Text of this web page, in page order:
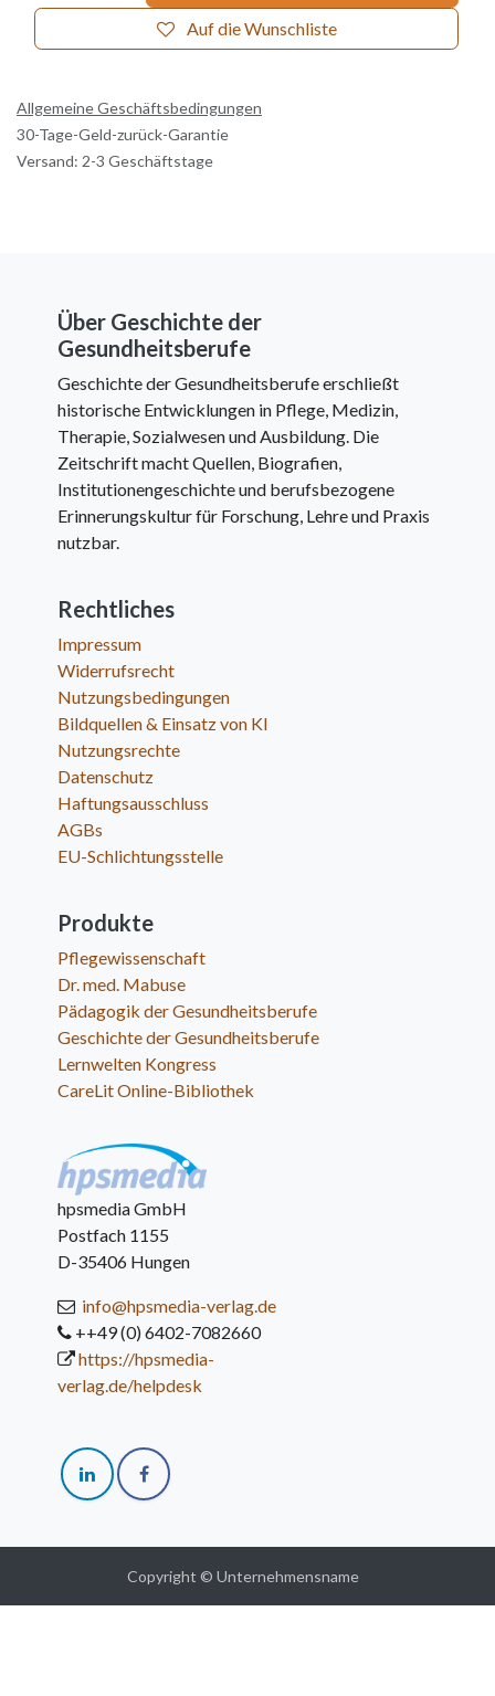
Auf die Wunschliste
Allgemeine Geschäftsbedingungen
30-Tage-Geld-zurück-Garantie
Versand: 2-3 Geschäftstage
Über Geschichte der
Gesundheitsberufe
Geschichte der Gesundheitsberufe erschließt
historische Entwicklungen in Pflege, Medizin,
Therapie, Sozialwesen und Ausbildung. Die
Zeitschrift macht Quellen, Biografien,
Institutionengeschichte und berufsbezogene
Erinnerungskultur für Forschung, Lehre und Praxis
nutzbar.
Rechtliches
Impressum
Widerrufsrecht
Nutzungsbedingungen
Bildquellen & Einsatz von KI
Nutzungsrechte
Datenschutz
Haftungsausschluss
AGBs
EU-Schlichtungsstelle
Produkte
Pflegewissenschaft
Dr. med. Mabuse
Pädagogik der Gesundheitsberufe
Geschichte der Gesundheitsberufe
Lernwelten Kongress
CareLit Online-Bibliothek
hpsmedia GmbH
Postfach 1155
D-35406 Hungen
info@hpsmedia-verlag.de
++49 (0) 6402-7082660
https://hpsmedia-
verlag.de/helpdesk
Copyright © Unternehmensname